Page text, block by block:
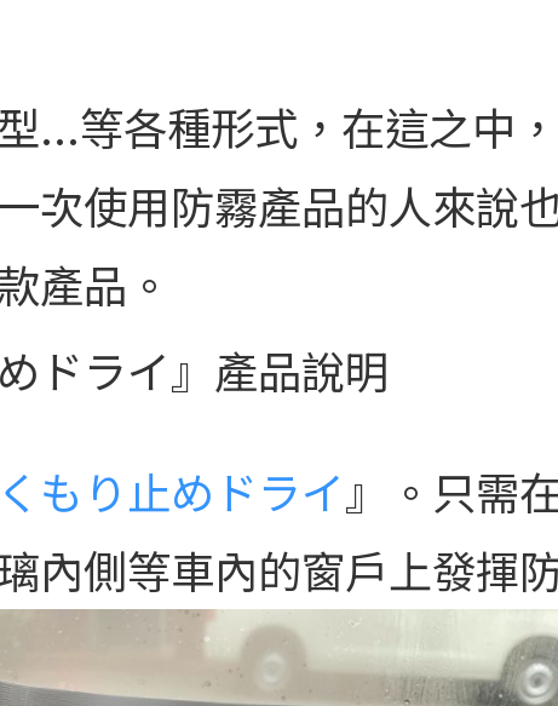
...等各種形式，在這之中
次使用防霧產品的人來說
產品。
ドライ』產品說明
もり止めドライ』。只需
內側等車內的窗戶上發揮